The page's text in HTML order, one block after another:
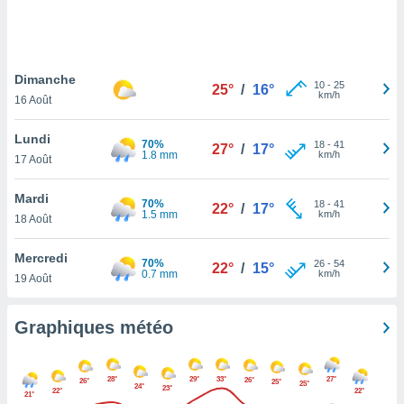
pas
de
à
cas,
que
sur le
ne
Dimanche
16 Août
25° / 16° 10- 25
km/h
Lundi
17 Août
70%
1.8 mm
27° / 17° 18- 41
km/h
Mardi
18 Août
70%
1.5 mm
22° / 17° 18- 41
km/h
Mercredi
19 Août
70%
0.7 mm
22° / 15° 26- 54
km/h
Graphiques météo
21° 22°
26°
28°
24°
23°
29° 33° 26° 25° 25°
27°
22°